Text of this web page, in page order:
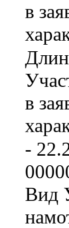
в
в
-
Вид